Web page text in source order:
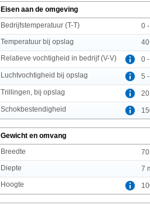
Eisen aan de omgeving
Bedrijfstemperatuur (T-T)
0
Temperatuur bij opslag
Relatieve vochtigheid in bedrijf (V-V)
0
Luchtvochtigheid bij opslag
5
Trillingen, bij opslag
Schokbestendigheid
Gewicht en omvang
Breedte
Diepte
7
Hoogte